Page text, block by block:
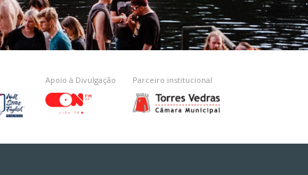
Apoio à Divulgação Parceiro institucional